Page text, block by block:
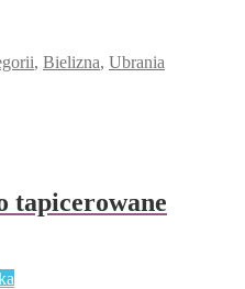
, Bielizna, Ubrania
tapicerowane